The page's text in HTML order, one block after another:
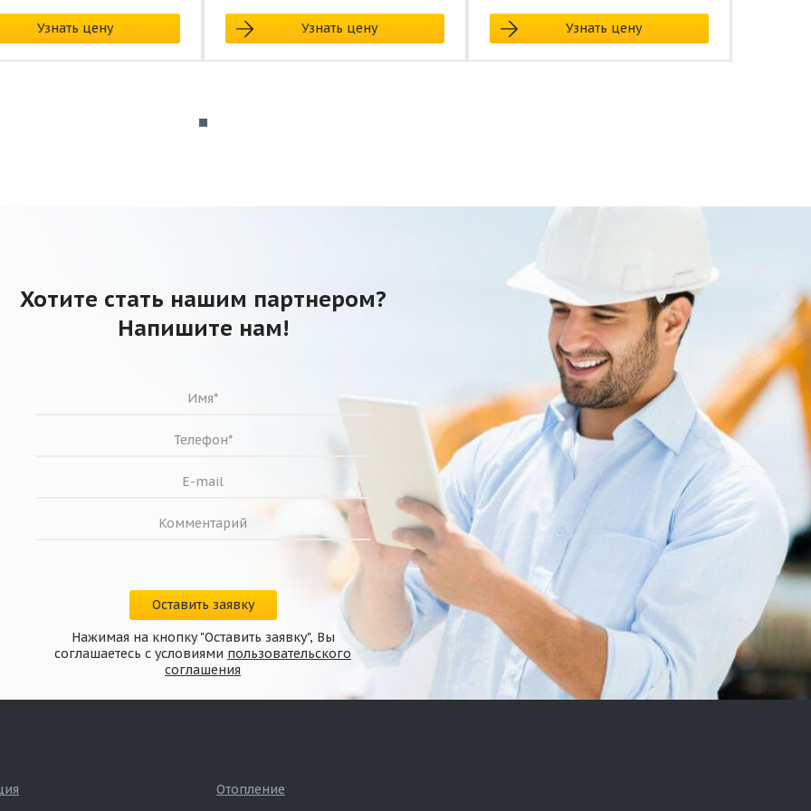
Узнать цену Узнать цену Узнать цену
Хотите стать нашим партнером?
Напишите нам!
Оставить заявку
Нажимая на кнопку "Оставить заявку", Вы
соглашаетесь с условиями пользовательского
соглашения
Отопление